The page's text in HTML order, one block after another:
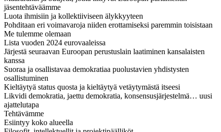
jäsentehtäväämme
Luota ihmisiin ja kollektiiviseen älykkyyteen
Pohditaan eri voimavaroja niiden erottamiseksi paremmin toisistaan
Me tulemme olemaan
Lista vuoden 2024 eurovaaleissa
Järjestä seuraavan Euroopan perustuslain laatiminen kansalaisten
kanssa
Suoraa ja osallistavaa demokratiaa puolustavien yhdistysten
osallistuminen
Kieltäytyä status quosta ja kieltäytyä vetäytymästä itseesi
Likvidi demokratia, jaettu demokratia, konsensusjärjestelmä… uusi
ajattelutapa
Tehtävämme
Esiintyy koko alueella